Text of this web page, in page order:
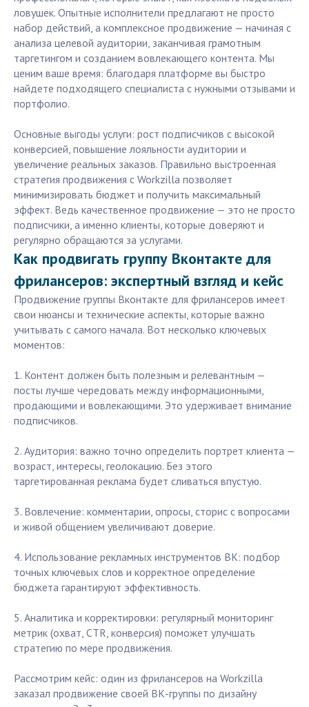
ловушек. Опытные исполнители предлагают не просто
набор действий, а комплексное продвижение — начиная с
анализа целевой аудитории, заканчивая грамотным
таргетингом и созданием вовлекающего контента. Мы
ценим ваше время: благодаря платформе вы быстро
найдете подходящего специалиста с нужными отзывами и
портфолио.
Основные выгоды услуги: рост подписчиков с высокой
конверсией, повышение лояльности аудитории и
увеличение реальных заказов. Правильно выстроенная
стратегия продвижения с Workzilla позволяет
минимизировать бюджет и получить максимальный
эффект. Ведь качественное продвижение — это не просто
подписчики, а именно клиенты, которые доверяют и
регулярно обращаются за услугами.
Как продвигать группу Вконтакте для
фрилансеров: экспертный взгляд и кейс
Продвижение группы Вконтакте для фрилансеров имеет
свои нюансы и технические аспекты, которые важно
учитывать с самого начала. Вот несколько ключевых
моментов:
1. Контент должен быть полезным и релевантным —
посты лучше чередовать между информационными,
продающими и вовлекающими. Это удерживает внимание
подписчиков.
2. Аудитория: важно точно определить портрет клиента —
возраст, интересы, геолокацию. Без этого
таргетированная реклама будет сливаться впустую.
3. Вовлечение: комментарии, опросы, сторис с вопросами
и живой общением увеличивают доверие.
4. Использование рекламных инструментов ВК: подбор
точных ключевых слов и корректное определение
бюджета гарантируют эффективность.
5. Аналитика и корректировки: регулярный мониторинг
метрик (охват, CTR, конверсия) поможет улучшать
стратегию по мере продвижения.
Рассмотрим кейс: один из фрилансеров на Workzilla
заказал продвижение своей ВК-группы по дизайну